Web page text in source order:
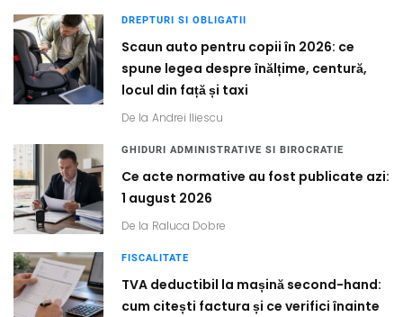
DREPTURI SI OBLIGATII
Scaun auto pentru copii în 2026: ce
spune legea despre înălțime, centură,
locul din față și taxi
De la Andrei Iliescu
GHIDURI ADMINISTRATIVE SI BIROCRATIE
Ce acte normative au fost publicate azi:
1 august 2026
De la Raluca Dobre
FISCALITATE
TVA deductibil la mașină second-hand:
cum citești factura și ce verifici înainte